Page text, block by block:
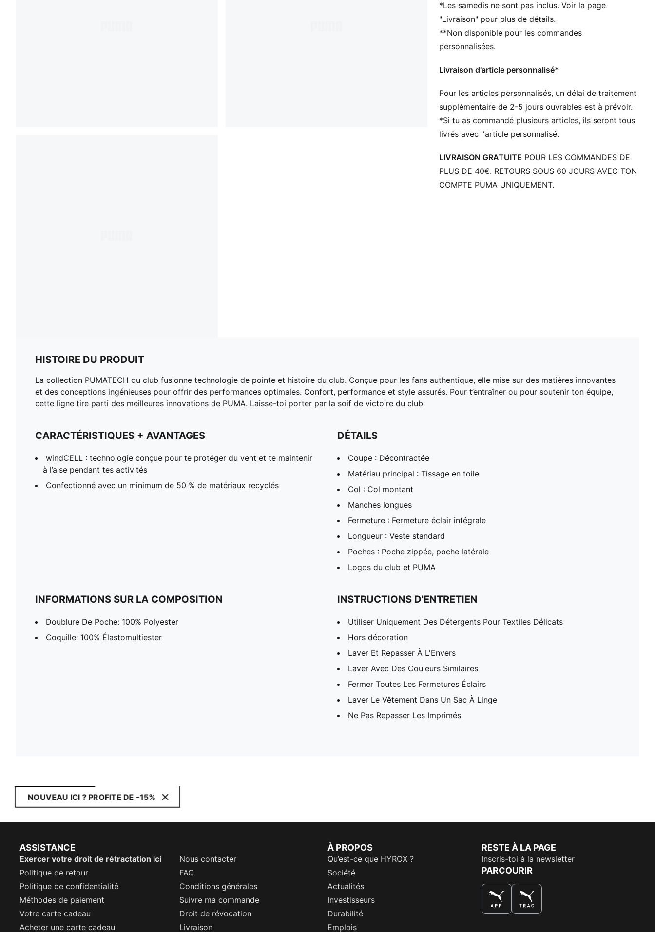
recyclés
DÉTAILS
Coupe : Décontractée
Matériau principal : Tissage en toile
Manches longues
Longueur : Veste standard
Poches : Poche zippée, poche latérale
Logos du club et PUMA
*Les samedis ne sont pas inclus. Voir la page
"Livraison" pour plus de détails.
**Non disponible pour les commandes
personnalisées.
Livraison d'article personnalisé*
Pour les articles personnalisés, un délai de traitement
supplémentaire de 2-5 jours ouvrables est à prévoir.
*Si tu as commandé plusieurs articles, ils seront tous
livrés avec l'article personnalisé.
LIVRAISON GRATUITE POUR LES COMMANDES DE
PLUS DE 40€. RETOURS SOUS 60 JOURS AVEC TON
COMPTE PUMA UNIQUEMENT.
HISTOIRE DU PRODUIT
La collection PUMATECH du club fusionne technologie de pointe et histoire du club. Conçue pour les fans authentique, elle mise sur des matières innovantes
et des conceptions ingénieuses pour offrir des performances optimales. Confort, performance et style assurés. Pour t’entraîner ou pour soutenir ton équipe,
cette ligne tire parti des meilleures innovations de PUMA. Laisse-toi porter par la soif de victoire du club.
CARACTÉRISTIQUES + AVANTAGES
windCELL : technologie conçue pour te protéger du vent et te maintenir
à l’aise pendant tes activités
Confectionné avec un minimum de 50 % de matériaux recyclés
DÉTAILS
Coupe : Décontractée
Matériau principal : Tissage en toile
Col : Col montant
Manches longues
Fermeture : Fermeture éclair intégrale
Longueur : Veste standard
Poches : Poche zippée, poche latérale
Logos du club et PUMA
INFORMATIONS SUR LA COMPOSITION
Doublure De Poche: 100% Polyester
Coquille: 100% Élastomultiester
INSTRUCTIONS D'ENTRETIEN
Utiliser Uniquement Des Détergents Pour Textiles Délicats
Hors décoration
Laver Et Repasser À L'Envers
Laver Avec Des Couleurs Similaires
Fermer Toutes Les Fermetures Éclairs
Laver Le Vêtement Dans Un Sac À Linge
Ne Pas Repasser Les Imprimés
NOUVEAU ICI ? PROFITE DE -15%
ASSISTANCE
Exercer votre droit de rétractation ici
Nous contacter
Politique de retour
FAQ
Politique de confidentialité
Conditions générales
Méthodes de paiement
Suivre ma commande
Votre carte cadeau
Droit de révocation
Acheter une carte cadeau
Livraison
À PROPOS
Qu’est-ce que HYROX ?
Société
Actualités
Investisseurs
Durabilité
Emplois
RESTE À LA PAGE
Inscris-toi à la newsletter
PARCOURIR